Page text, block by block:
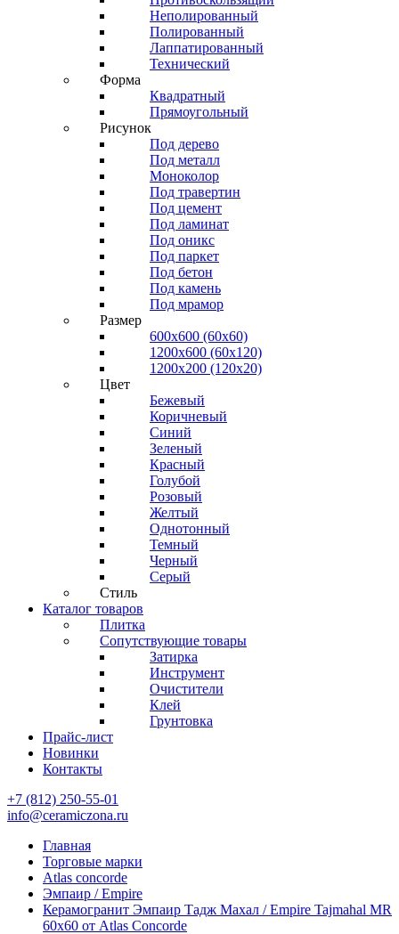
Неполированный
Полированный
Лаппатированный
Технический
Форма
Квадратный
Прямоугольный
Рисунок
Под дерево
Под металл
Моноколор
Под травертин
Под цемент
Под ламинат
Под оникс
Под паркет
Под бетон
Под камень
Под мрамор
Размер
600х600 (60х60)
1200х600 (60х120)
1200х200 (120x20)
Цвет
Бежевый
Коричневый
Синий
Зеленый
Красный
Голубой
Розовый
Желтый
Однотонный
Темный
Черный
Серый
Стиль
Каталог товаров
Плитка
Сопутствующие товары
Затирка
Инструмент
Очистители
Клей
Грунтовка
Прайс-лист
Новинки
Контакты
+7 (812) 250-55-01
info@ceramiczona.ru
Главная
Торговые марки
Atlas concorde
Эмпаир / Empire
Керамогранит Эмпаир Тадж Махал / Empire Tajmahal MR
60x60 от Atlas Concorde